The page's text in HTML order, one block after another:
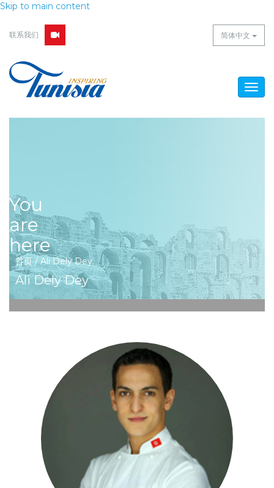
Skip to main content
简体中文
联系我们
You
are
here
首页 / Ali Dely Dey
Ali Dely Dey